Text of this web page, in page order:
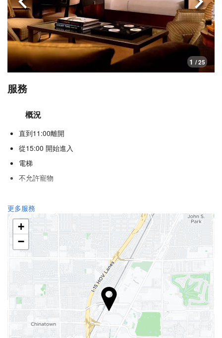
1 / 25
上一頁 下一
服務
概況
直到11:00離開
從15:00 開始進入
電梯
不允許寵物
健康
水療中心
土耳其浴
三溫暖
健身房
接待服務
24 小時接待櫃檯
行李寄存
更多服務
+
−